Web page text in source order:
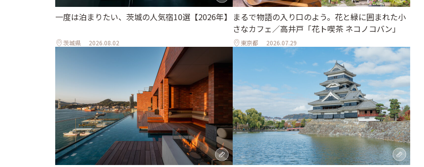
一度は泊まりたい、茨城の人気宿10選【2026年】
茨城県 2026.08.02
まるで物語の入り口のよう。花と緑に囲まれた小
さなカフェ／高井戸「花ト喫茶 ネコノコバン」
東京都 2026.07.29